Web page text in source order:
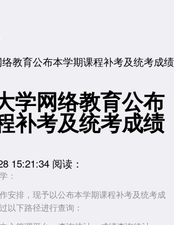
教育公布本学期课程补考及统考成绩
学网络教育公布
补考及统考成绩
15:21:34 阅读：
：
排，现予以公布本学期课程补考及统考成
以下路径进行查询：